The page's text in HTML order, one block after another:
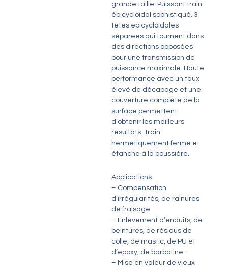
grande taille. Puissant train
épicycloïdal sophistiqué. 3
têtes épicycloïdales
séparées qui tournent dans
des directions opposées
pour une transmission de
puissance maximale. Haute
performance avec un taux
élevé de décapage et une
couverture complète de la
surface permettent
d’obtenir les meilleurs
résultats. Train
hermétiquement fermé et
étanche à la poussière.
Applications:
– Compensation
d’irrégularités, de rainures
de fraisage
– Enlèvement d’enduits, de
peintures, de résidus de
colle, de mastic, de PU et
d’époxy, de barbotine.
– Mise en valeur de vieux